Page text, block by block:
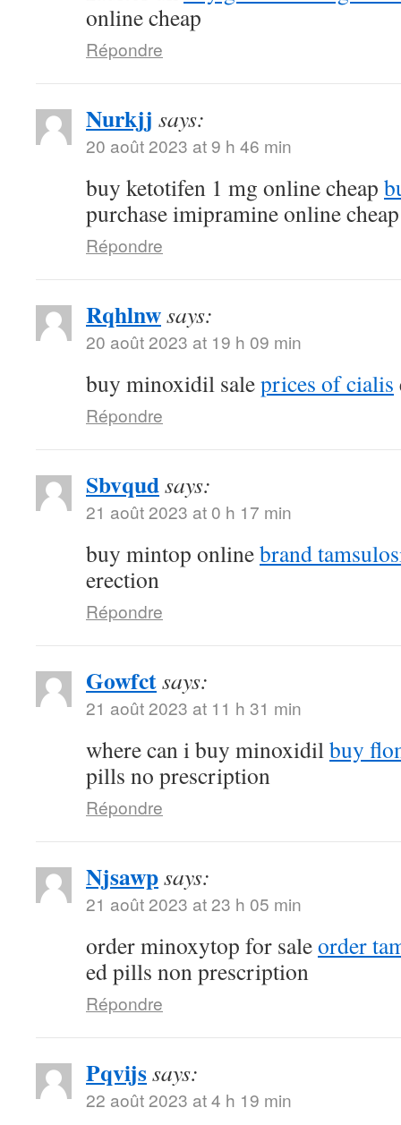
online cheap
Répondre
Nurkjj says:
20 août 2023 at 9 h 46 min
buy ketotifen 1 mg online cheap
purchase imipramine online cheap
Répondre
Rqhlnwsays:
20 août 2023 at 19 h 09 min
buy minoxidil saleprices of cialis
Répondre
Sbvqudsays:
21 août 2023 at 0 h 17 min
buy mintop onlinebrand
erection
Répondre
Gowfctsays:
21 août 2023 at 11 h 31 min
where can i buy minoxidilbuy
pills no prescription
Répondre
Njsawpsays:
21 août 2023 at 23 h 05 min
order minoxytop for saleorder
ed pills non prescription
Répondre
Pqvijssays:
22 août 2023 at 4 h 19 min